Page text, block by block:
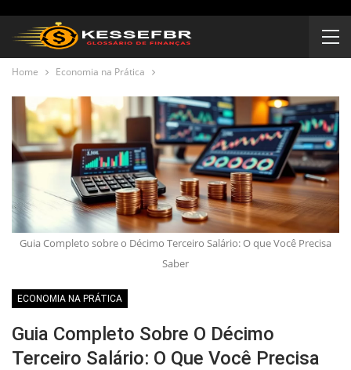
Home Economia na Prática
Guia Completo sobre o Décimo Terceiro Salário: O que Você Precisa
Saber
ECONOMIA NA PRÁTICA
Guia Completo Sobre O Décimo
Terceiro Salário: O Que Você Precisa